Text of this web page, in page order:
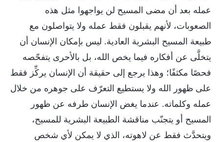
عمله بعد أن مضى المسيح لن يواجهوا مثل هذه
الصعوبات، لأنهم يقبلون فقط عمله ولا يتواصلون مع
طبيعة المسيح البشرية العادية. ليس بإمكان الإنسان أن
يتخلَّى عن أفكاره فيما يخص الله، بل بالأحرى يتفحّصه
فحصًا مكثفًا؛ وهذا يرجع إلى حقيقة أن الإنسان يركِّز فقط
على ظهور الله ولا يستطيع التعرّف على جوهره من خلال
عمله وكلماته. عندما يغض الإنسان طرفه عن ظهور
المسيح أو يتجنّب مناقشة الطبيعة البشرية للمسيح،
ويتحدَّث فقط عن لاهوته، الذي لا يمكن لأي شخص